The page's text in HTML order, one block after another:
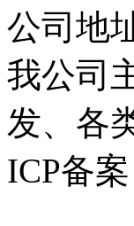
公司地
我公司
发、各
ICP备案